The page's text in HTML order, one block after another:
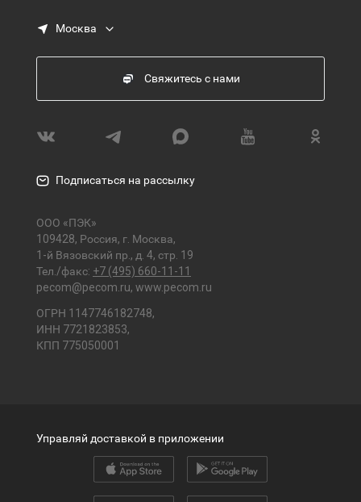
Москва
Свяжитесь с нами
Подписаться на рассылку
ООО «ПЭК»
109428, Россия, г. Москва,
1-й Вязовский пр., д. 4, стр. 19
Тел./факс: +7 (495) 660-11-11
pecom@pecom.ru, www.pecom.ru
ОГРН 1147746182748,
ИНН 7721823853,
КПП 775050001
Управляй доставкой в приложении